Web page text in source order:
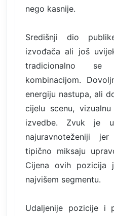
nego kasnije.
Središnji dio
izvođača ali još
tradicionalno se
kombinacijom.
energiju nastupa, ali
cijelu scenu,
izvedbe. Zvuk je
najuravnoteženiji
tipično miksaju
Cijena ovih
najvišem segmentu.
Udaljenije pozicije i